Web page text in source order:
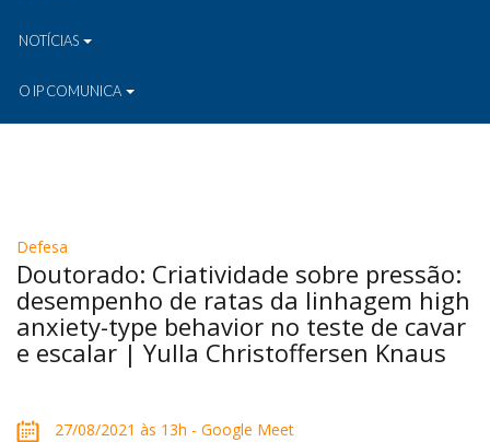
NOTÍCIAS
O IP COMUNICA
Defesa
Doutorado: Criatividade sobre pressão:
desempenho de ratas da linhagem high
anxiety-type behavior no teste de cavar
e escalar | Yulla Christoffersen Knaus
27/08/2021 às 13h - Google Meet